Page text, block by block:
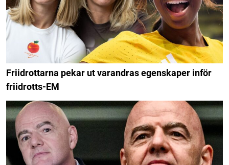
Friidrottarna pekar ut varandras egenskaper inför
friidrotts-EM